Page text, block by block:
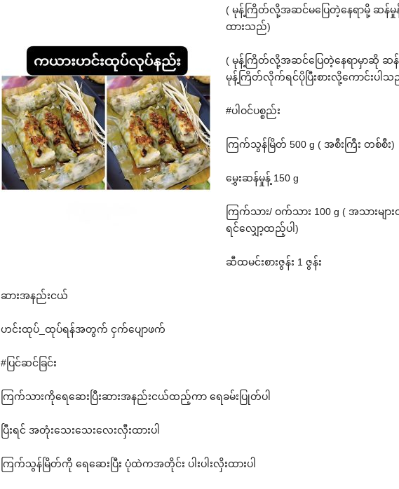
( မုန့်ကြိတ်လို့အဆင်မပြေတဲ့နေရာမို့ ဆန်မှု
ထားသည်)
( မုန့်ကြိတ်လို့အဆင်ပြေတဲ့နေရာမှာဆို ဆန်
မုန့်ကြိတ်လိုက်ရင်ပိုပြီးစားလို့ကောင်းပါသ
#ပါဝင်ပစ္စည်း
ကြက်သွန်မြိတ် 500 g ( အစီးကြီး တစ်စီး)
မွှေးဆန်မှုန့် 150 g
ကြက်သား/ ဝက်သား 100 g ( အသားမျ
ရင်လျှော့ထည့်ပါ)
ဆီထမင်းစားဇွန်း 1 ဇွန်း
ဆားအနည်းငယ်
ဟင်းထုပ်_ထုပ်ရန်အတွက် ငှက်ပျောဖက်
#ပြင်ဆင်ခြင်း
ကြက်သားကိုရေဆေးပြီးဆားအနည်းငယ်ထည့်ကာ ရေခမ်းပြုတ်ပါ
ပြီးရင် အတုံးသေးသေးလေးလှီးထားပါ
ကြက်သွန်မြိတ်ကို ရေဆေးပြီး ပုံထဲကအတိုင်း ပါးပါးလှိးထားပါ